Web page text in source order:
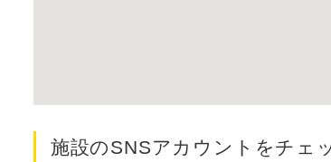
施設のSNSアカウントをチェ